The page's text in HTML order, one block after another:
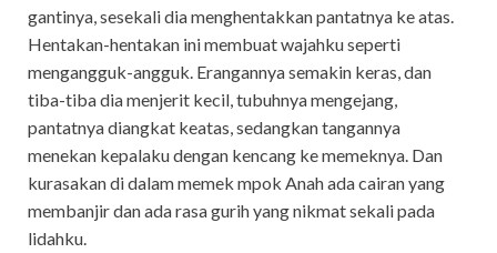
gantinya, sesekali dia menghentakkan pantatnya ke atas.
Hentakan-hentakan ini membuat wajahku seperti
mengangguk-angguk. Erangannya semakin keras, dan
tiba-tiba dia menjerit kecil, tubuhnya mengejang,
pantatnya diangkat keatas, sedangkan tangannya
menekan kepalaku dengan kencang ke memeknya. Dan
kurasakan di dalam memek mpok Anah ada cairan yang
membanjir dan ada rasa gurih yang nikmat sekali pada
lidahku.